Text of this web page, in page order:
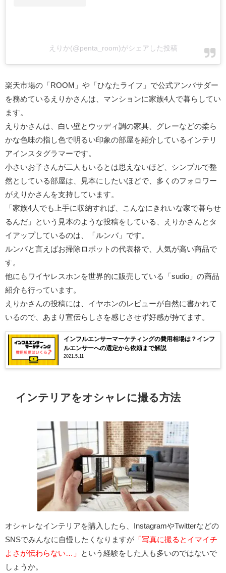
えりか(@penta_room)がシェアした投稿
楽天市場の「ROOM」や「ひなたライフ」で公式アンバサダー
を務めているえりかさんは、マンションに家族4人で暮らしてい
ます。
えりかさんは、白い壁とウッディ調の家具、グレーなどの柔ら
かな色味の指し色で明るい印象の部屋を紹介しているインテリ
アインスタグラマーです。
小さいお子さんが二人もいるとは思えないほど、シンプルで整
然としている部屋は、見本にしたいほどで、多くのフォロワー
がえりかさんを支持しています。
「家族4人でも上手に収納すれば、こんなにきれいな家で暮らせ
るんだ」という見本のような投稿をしている、えりかさんとタ
イアップしているのは、「ルンバ」です。
ルンバと言えばお掃除ロボットの代表格で、人気が高い商品で
す。
他にもワイヤレスホンを世界的に販売している「sudio」の商品
紹介も行っています。
えりかさんの投稿には、イヤホンのレビューが自然に書かれて
いるので、あまり宣伝らしさを感じさせず好感が持てます。
インフルエンサーマーケティングの費用相場は？インフ
ルエンサーへの選定から依頼まで解説
2021.5.11
インテリアをオシャレに撮る方法
オシャレなインテリアを購入したら、InstagramやTwitterなどの
SNSでみんなに自慢したくなりますが 「写真に撮るとイマイチ
よさが伝わらない…」
という経験をした人も多いのではないで
しょうか。